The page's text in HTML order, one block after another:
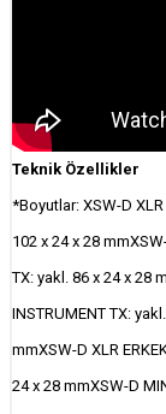
Teknik Özellikler
*Boyutlar: XSW-D XLR
102 x 24 x 28
TX: yakl. 86 x 24 x 28
INSTRUMENT TX:
mmXSW-D XLR
24 x 28 mmXSW-D